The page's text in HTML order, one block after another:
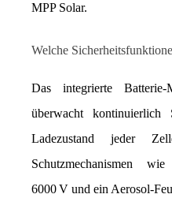
MPP Solar.
Welche
Das integrierte Batterie-
überwacht kontinuierlich
Ladezustand jeder
Schutzmechanismen
6000 V und ein Aerosol-